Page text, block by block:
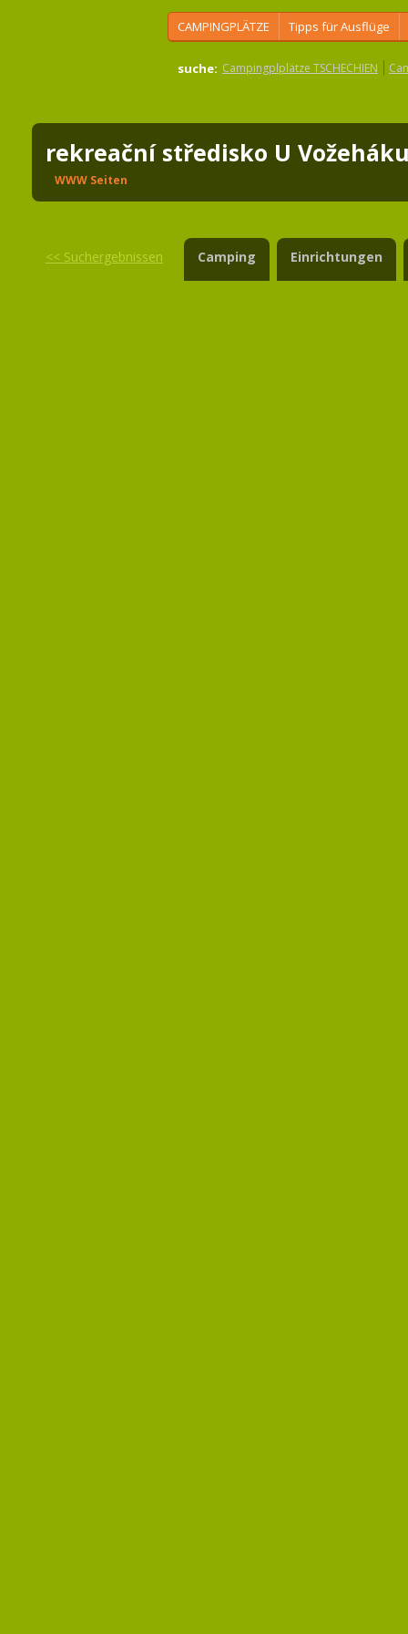
CAMPINGPLÄTZE Tipps für Ausflüge
suche: Campingplplätze TSCHECHIEN
rekreační středisko U
WWW Seiten
<< Suchergebnissen Camping Einrichtungen